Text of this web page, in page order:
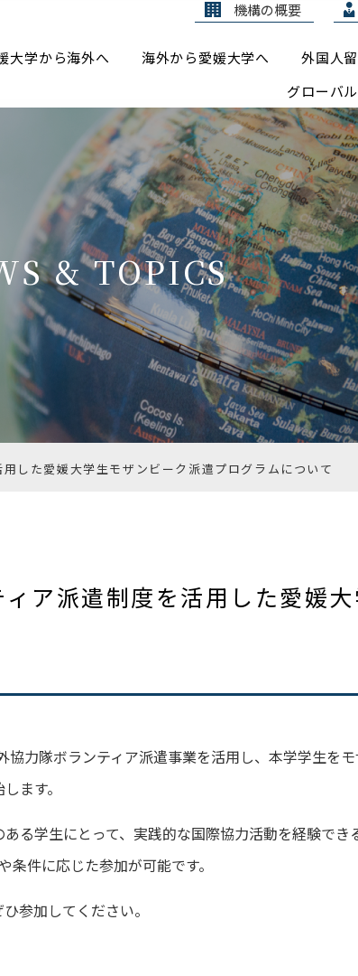
大学から海外へ 海外から愛媛大学へ
外国人
グローバ
機構の概要
& TOPICS
した愛媛大学生モザンビーク派遣プログラムについて
ア派遣制度を活用した愛媛
力隊ボランティア派遣事業を活用し、本学学生を
ます。
る学生にとって、実践的な国際協力活動を経験でき
件に応じた参加が可能です。
参加してください。